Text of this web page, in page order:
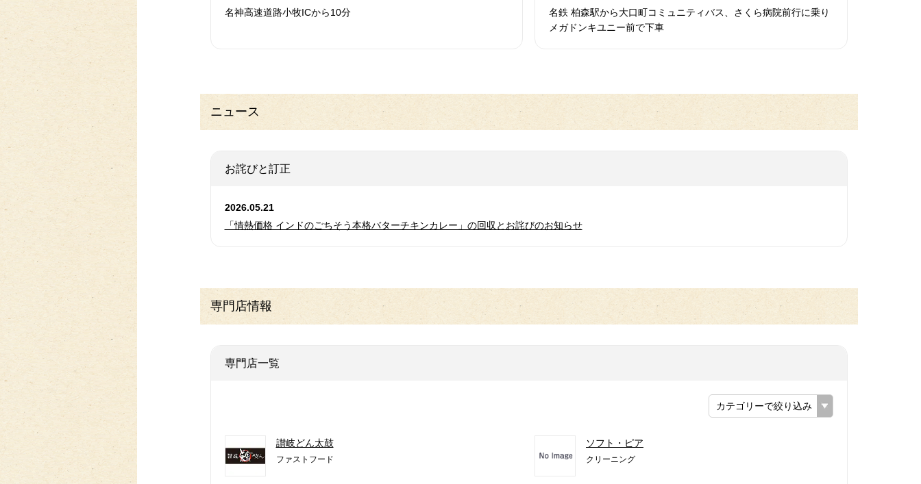
名神高速道路小牧ICから10分
名鉄 柏森駅から大口町コミュニティバス、さくら病院前行に乗り
メガドンキユニー前で下車
ニュース
お詫びと訂正
2026.05.21
「情熱価格 インドのごちそう本格バターチキンカレー」の回収とお詫びのお知らせ
専門店情報
専門店一覧
カテゴリーで絞り込み
讃岐どん太鼓
ファストフード
ソフト・ピア
クリーニング